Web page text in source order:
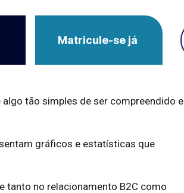
Matricule-se já
tão simples de ser compreendido e
gráficos e estatísticas que
tanto no relacionamento B2C como